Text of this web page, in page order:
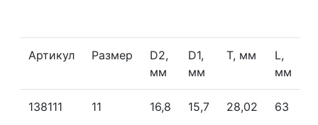
Артикул Размер
D2,
мм
D1,
мм
T, мм
L,
мм
138111 11 16,8 15,7 28,02 63